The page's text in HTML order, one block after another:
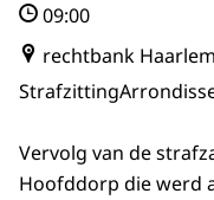
09:00
rechtbank Haarlem
Strafzitting
Vervolg van de
Hoofddorp die werd